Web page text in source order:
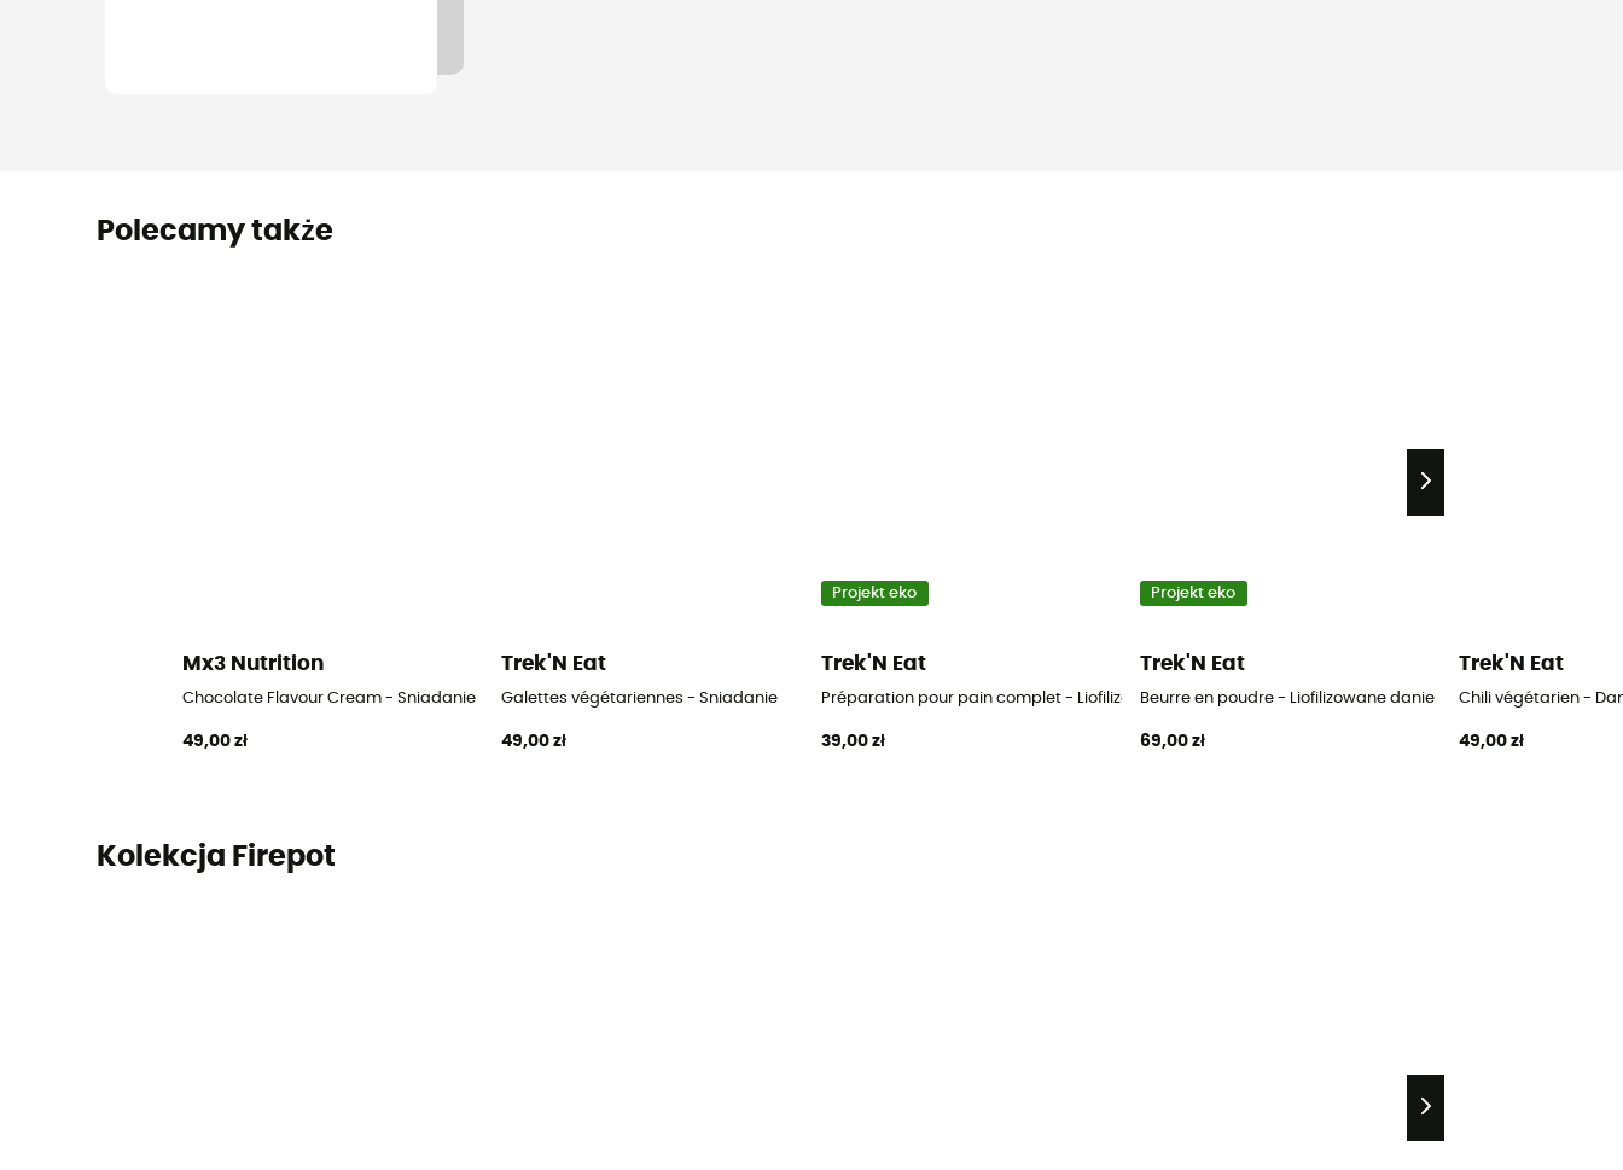
Polecamy także
Mx3 Nutrition
Chocolate Flavour Cream - Sniadanie
49,00 zł
Trek'N Eat
Galettes végétariennes - Sniadanie
49,00 zł
Projekt eko
Trek'N Eat
Préparation pour pain complet - Liofilizowane danie
39,00 zł
Projekt eko
Trek'N Eat
Beurre en poudre - Liofilizowane danie
69,00 zł
Trek'N Eat
Chili végétarien -
49,00 zł
Kolekcja Firepot